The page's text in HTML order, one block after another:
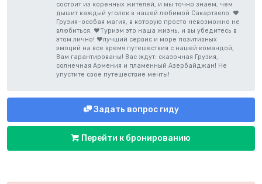
состоит из коренных жителей, и мы точно знаем, чем
дышит каждый уголок в нашей любимой Сакартвело. ❤️
Грузия–особая магия, в которую просто невозможно не
влюбиться. ❤️Туризм это наша жизнь, и вы убедитесь в
этом лично! ❤️ лучший сервис и море позитивных
эмоций на все время путешествия с нашей командой,
Вам гарантированы! Вас ждут: сказочная Грузия,
солнечная Армения и пламенный Азербайджан! Не
упустите свое путешествие мечты!
Задать вопрос гиду
Перейти к бронированию